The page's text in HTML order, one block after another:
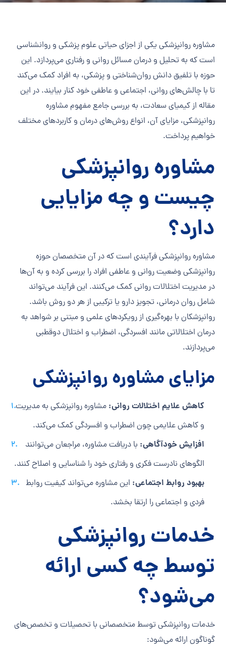
مشاوره روانپزشکی یکی از اجزای حیاتی علوم پزشکی و روانشناسی
است که به تحلیل و درمان مسائل روانی و رفتاری می‌پردازد. این
حوزه با تلفیق دانش روان‌شناختی و پزشکی، به افراد کمک می‌کند
تا با چالش‌های روانی، اجتماعی و عاطفی خود کنار بیایند. در این
مقاله از کیمیای سعادت، به بررسی جامع مفهوم مشاوره
روانپزشکی، مزایای آن، انواع روش‌های درمان و کاربردهای مختلف
خواهیم پرداخت.
مشاوره روانپزشکی
چیست و چه مزایایی
دارد؟
مشاوره روانپزشکی فرآیندی است که در آن متخصصان حوزه
روانپزشکی وضعیت روانی و عاطفی افراد را بررسی کرده و به آن‌ها
در مدیریت اختلالات روانی کمک می‌کنند. این فرآیند می‌تواند
شامل روان درمانی، تجویز دارو یا ترکیبی از هر دو روش باشد.
روانپزشکان با بهره‌گیری از رویکردهای علمی و مبتنی بر شواهد به
درمان اختلالاتی مانند افسردگی، اضطراب و اختلال دوقطبی
می‌پردازند.
مزایای مشاوره روانپزشکی
کاهش علایم اختلالات روانی: مشاوره روانپزشکی به مدیریت
و کاهش علایمی چون اضطراب و افسردگی کمک می‌کند.
افزایش خودآگاهی: با دریافت مشاوره، مراجعان می‌توانند
الگوهای نادرست فکری و رفتاری خود را شناسایی و اصلاح کنند.
بهبود روابط اجتماعی: این مشاوره می‌تواند کیفیت روابط
فردی و اجتماعی را ارتقا بخشد.
خدمات روانپزشکی
توسط چه کسی ارائه
می‌شود؟
خدمات روانپزشکی توسط متخصصانی با تحصیلات و تخصص‌های
گوناگون ارائه می‌شود: